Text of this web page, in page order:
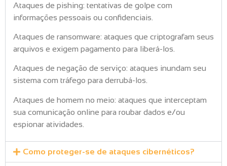
Ataques de pishing: tentativas de golpe com
informações pessoais ou confidenciais.
Ataques de ransomware: ataques que criptografam seus
arquivos e exigem pagamento para liberá-los.
Ataques de negação de serviço: ataques inundam seu
sistema com tráfego para derrubá-los.
Ataques de homem no meio: ataques que interceptam
sua comunicação online para roubar dados e/ou
espionar atividades.
Como proteger-se de ataques cibernéticos?